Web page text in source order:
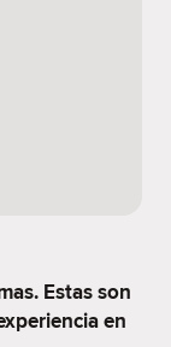
Estas son
en